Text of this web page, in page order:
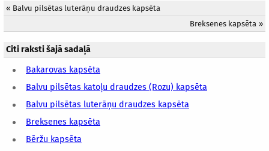
« Balvu pilsētas luterāņu draudzes kapsēta
Breksenes kapsēta »
Citi raksti šajā sadaļā
Bakarovas kapsēta
Balvu pilsētas katoļu draudzes (Rozu) kapsēta
Balvu pilsētas luterāņu draudzes kapsēta
Breksenes kapsēta
Bēržu kapsēta